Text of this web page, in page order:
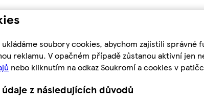
soubory cookies, abychom zajistili
reklamu. V opačném případě zůstanou aktivní
nebo kliknutím na odkaz Soukromí a cookies v
z následujících důvodů